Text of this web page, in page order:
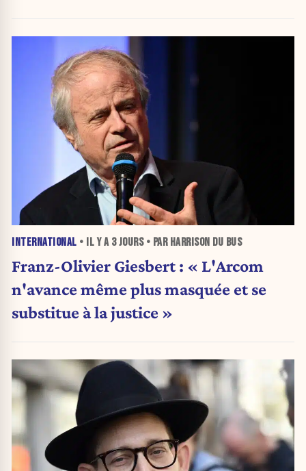
INTERNATIONAL • IL Y A 3 JOURS• PAR HARRISON DU BUS
Franz-Olivier Giesbert : « L'Arcom
n'avance même plus masquée et se
substitue à la justice »